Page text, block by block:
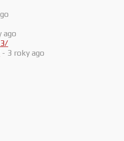
ago
- 3 roky ago